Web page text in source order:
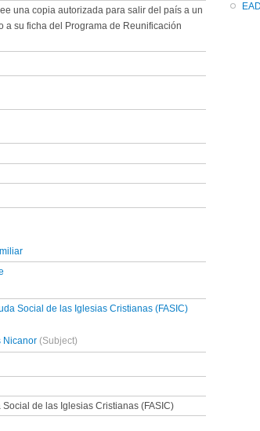
una copia autorizada para salir del país a un
a su ficha del Programa de Reunificación
Social de las Iglesias Cristianas (FASIC)
Nicanor (Subject)
de las Iglesias Cristianas (FASIC)